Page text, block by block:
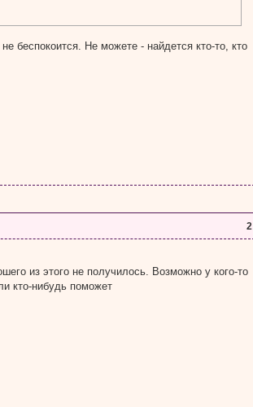
беспокоится. Не можете - найдется кто-то, кто
2
из этого не получилось. Возможно у кого-то
кто-нибудь поможет